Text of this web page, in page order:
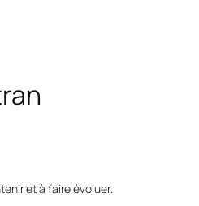
et à faire évoluer.